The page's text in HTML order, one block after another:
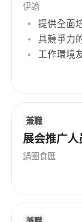
伊諭
提供全面
具競爭力
工作環境
兼職
展会推广人
鍋圈食匯